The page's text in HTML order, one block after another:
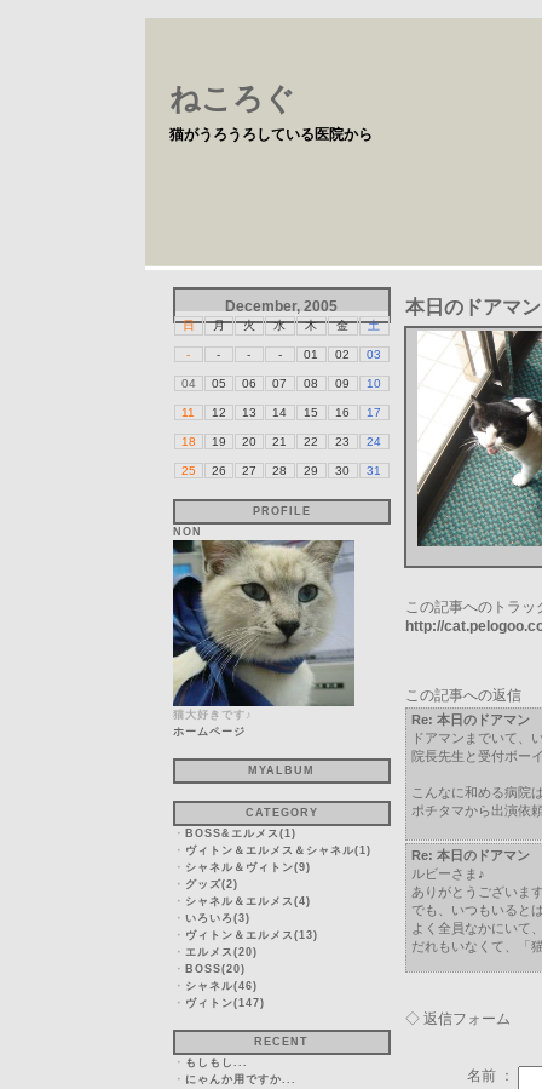
ねころぐ
猫がうろうろしている医院から
December, 2005
日 月 火 水 木 金 土
- - - - 01 02 03
04 05 06 07 08 09 10
11 12 13 14 15 16 17
18 19 20 21 22 23 24
25 26 27 28 29 30 31
PROFILE
NON
猫大好きです♪
ホームページ
MYALBUM
CATEGORY
・ BOSS&エルメス(1)
・ ヴィトン＆エルメス＆シャネル(1)
・ シャネル＆ヴィトン(9)
・ グッズ(2)
・ シャネル＆エルメス(4)
・ いろいろ(3)
・ ヴィトン＆エルメス(13)
・ エルメス(20)
・ BOSS(20)
・ シャネル(46)
・ ヴィトン(147)
RECENT
・ もしもし...
・ にゃんか用ですか...
本日のドアマン
この記事へのトラッ
http://
この記事への返信
Re: 本日のドアマン
ドアマンまでいて、
院長先生と受付ボー
こんなに和める病院
ポチタマから出演依
Re: 本日のドアマン
ルビーさま♪
ありがとうございま
でも、いつもいると
よく全員なかにいて
だれもいなくて、「
◇ 返信フォーム
名前 ：